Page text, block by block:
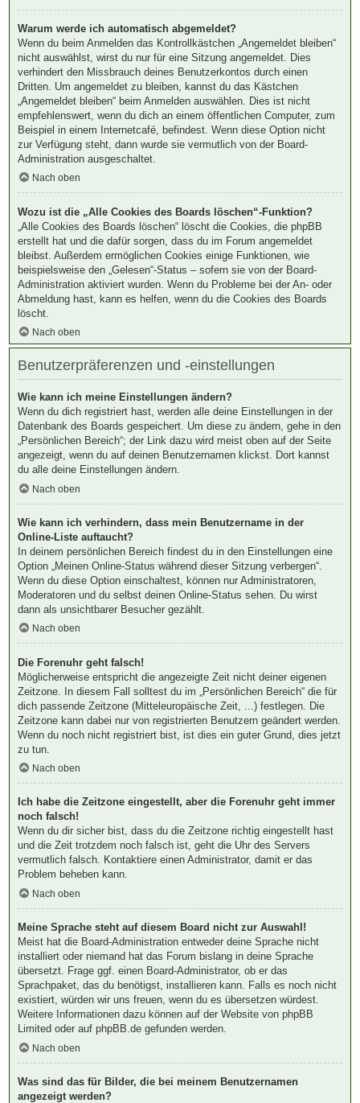
Warum werde ich automatisch abgemeldet?
Wenn du beim Anmelden das Kontrollkästchen „Angemeldet bleiben“
nicht auswählst, wirst du nur für eine Sitzung angemeldet. Dies
verhindert den Missbrauch deines Benutzerkontos durch einen
Dritten. Um angemeldet zu bleiben, kannst du das Kästchen
„Angemeldet bleiben“ beim Anmelden auswählen. Dies ist nicht
empfehlenswert, wenn du dich an einem öffentlichen Computer, zum
Beispiel in einem Internetcafé, befindest. Wenn diese Option nicht
zur Verfügung steht, dann wurde sie vermutlich von der Board-
Administration ausgeschaltet.
Nach oben
Wozu ist die „Alle Cookies des Boards löschen“-Funktion?
„Alle Cookies des Boards löschen“ löscht die Cookies, die phpBB
erstellt hat und die dafür sorgen, dass du im Forum angemeldet
bleibst. Außerdem ermöglichen Cookies einige Funktionen, wie
beispielsweise den „Gelesen“-Status – sofern sie von der Board-
Administration aktiviert wurden. Wenn du Probleme bei der An- oder
Abmeldung hast, kann es helfen, wenn du die Cookies des Boards
löscht.
Nach oben
Benutzerpräferenzen und -einstellungen
Wie kann ich meine Einstellungen ändern?
Wenn du dich registriert hast, werden alle deine Einstellungen in der
Datenbank des Boards gespeichert. Um diese zu ändern, gehe in den
„Persönlichen Bereich“; der Link dazu wird meist oben auf der Seite
angezeigt, wenn du auf deinen Benutzernamen klickst. Dort kannst
du alle deine Einstellungen ändern.
Nach oben
Wie kann ich verhindern, dass mein Benutzername in der
Online-Liste auftaucht?
In deinem persönlichen Bereich findest du in den Einstellungen eine
Option „Meinen Online-Status während dieser Sitzung verbergen“.
Wenn du diese Option einschaltest, können nur Administratoren,
Moderatoren und du selbst deinen Online-Status sehen. Du wirst
dann als unsichtbarer Besucher gezählt.
Nach oben
Die Forenuhr geht falsch!
Möglicherweise entspricht die angezeigte Zeit nicht deiner eigenen
Zeitzone. In diesem Fall solltest du im „Persönlichen Bereich“ die für
dich passende Zeitzone (Mitteleuropäische Zeit, ...) festlegen. Die
Zeitzone kann dabei nur von registrierten Benutzern geändert werden.
Wenn du noch nicht registriert bist, ist dies ein guter Grund, dies jetzt
zu tun.
Nach oben
Ich habe die Zeitzone eingestellt, aber die Forenuhr geht immer
noch falsch!
Wenn du dir sicher bist, dass du die Zeitzone richtig eingestellt hast
und die Zeit trotzdem noch falsch ist, geht die Uhr des Servers
vermutlich falsch. Kontaktiere einen Administrator, damit er das
Problem beheben kann.
Nach oben
Meine Sprache steht auf diesem Board nicht zur Auswahl!
Meist hat die Board-Administration entweder deine Sprache nicht
installiert oder niemand hat das Forum bislang in deine Sprache
übersetzt. Frage ggf. einen Board-Administrator, ob er das
Sprachpaket, das du benötigst, installieren kann. Falls es noch nicht
existiert, würden wir uns freuen, wenn du es übersetzen würdest.
Weitere Informationen dazu können auf der Website von phpBB
Limited oder auf phpBB.de gefunden werden.
Nach oben
Was sind das für Bilder, die bei meinem Benutzernamen
angezeigt werden?